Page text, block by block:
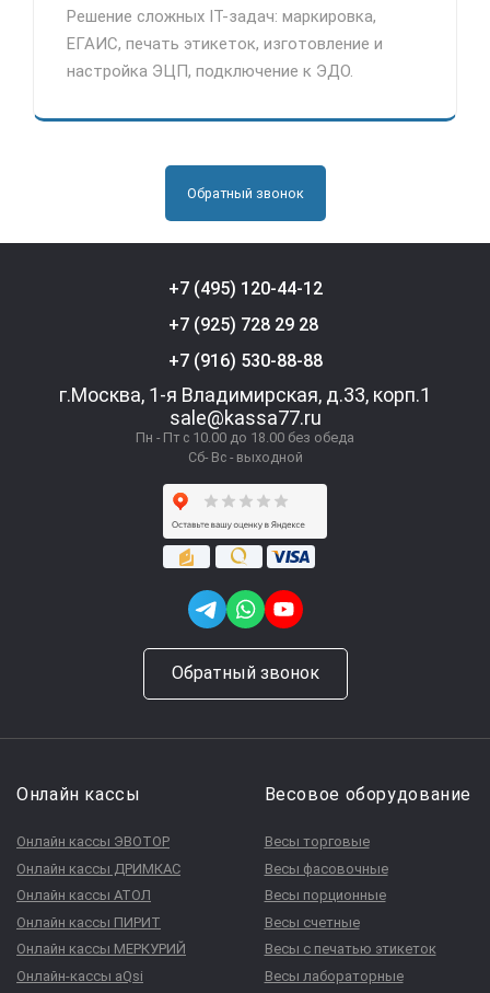
Решение сложных IT-задач: маркировка,
ЕГАИС, печать этикеток, изготовление и
настройка ЭЦП, подключение к ЭДО.
Обратный звонок
+7 (495) 120-44-12
+7 (925) 728 29 28
+7 (916) 530-88-88
г.Москва, 1-я Владимирская, д.33, корп.1
sale@kassa77.ru
Пн - Пт с 10.00 до 18.00 без обеда
Сб- Вс - выходной
Обратный звонок
Онлайн кассы
Онлайн кассы ЭВОТОР
Онлайн кассы ДРИМКАС
Онлайн кассы АТОЛ
Онлайн кассы ПИРИТ
Онлайн кассы МЕРКУРИЙ
Онлайн-кассы aQsi
Весовое оборудование
Весы торговые
Весы фасовочные
Весы порционные
Весы счетные
Весы с печатью этикеток
Весы лабораторные